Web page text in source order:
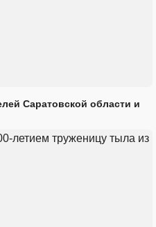
Саратовской области и